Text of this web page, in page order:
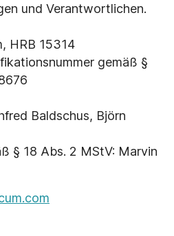
und Verantwortlichen.
HRB 15314
gemäß §
Baldschus, Björn
§ 18 Abs. 2 MStV: Marvin